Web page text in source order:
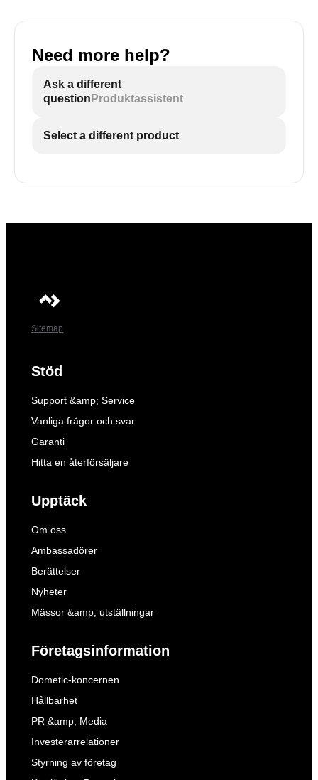
Need more help?
Ask a different
question Produktassistent
Select a different product
Sitemap
Stöd
Support &amp; Service
Vanliga frågor och svar
Garanti
Hitta en återförsäljare
Upptäck
Om oss
Ambassadörer
Berättelser
Nyheter
Mässor &amp; utställningar
Företagsinformation
Dometic-koncernen
Hållbarhet
PR &amp; Media
Investerarrelationer
Styrning av företag